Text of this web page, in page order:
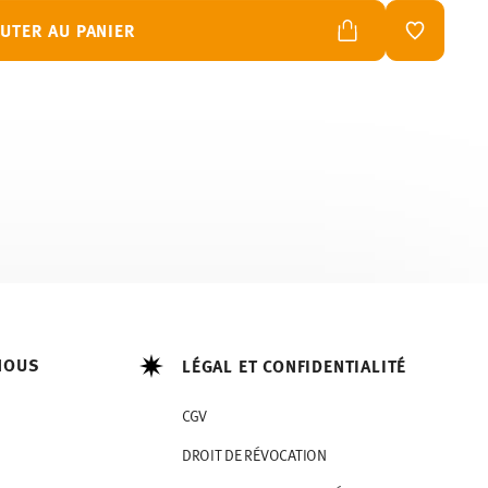
AU PANIER LISTE DE
LÉGAL ET CONFIDENTIALITÉ
CGV
DROIT DE RÉVOCATION